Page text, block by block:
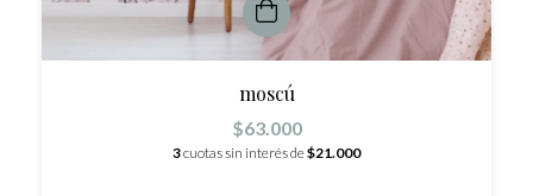
moscú
$63.000
3cuotas sin interés de$21.000